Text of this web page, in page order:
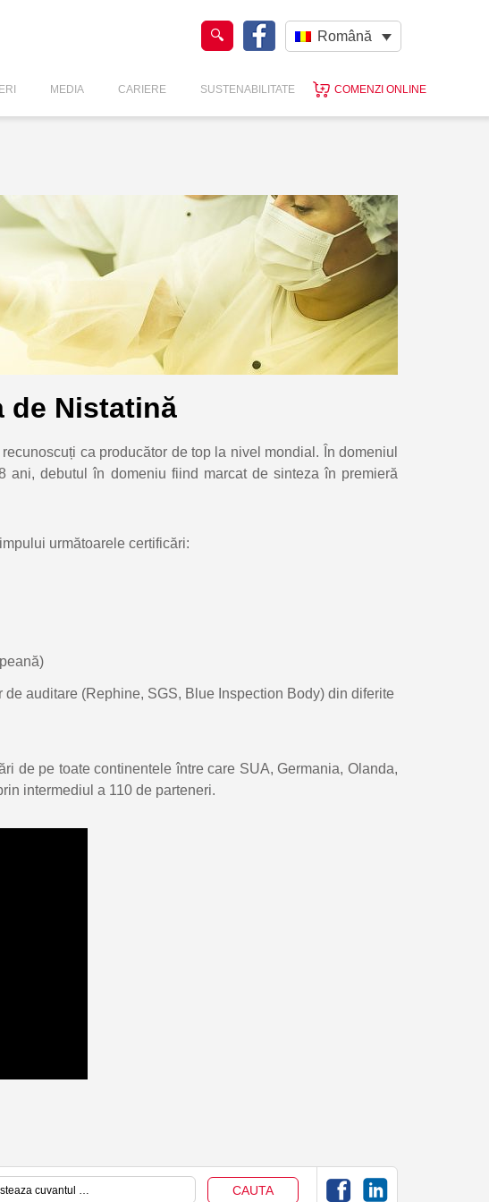
Română
MEDIA CARIERE SUSTENABILITATE COMENZI ONLINE
de Nistatină
ca producător de top la nivel mondial. În domeniul
ani, debutul în domeniu fiind marcat de sinteza în premieră
următoarele certificări:
auditare (Rephine, SGS, Blue Inspection Body) din diferite
de pe toate continentele între care SUA, Germania, Olanda,
intermediul a 110 de parteneri.